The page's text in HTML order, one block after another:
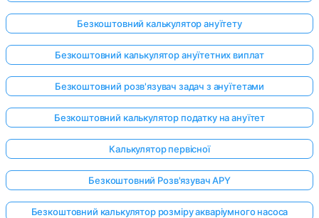
Поки
немає
Безкоштовний калькулятор ануїтету
Безкоштовний калькулятор ануїтетних виплат
Безкоштовний розв'язувач задач з ануїтетами
Безкоштовний калькулятор податку на ануїтет
Калькулятор первісної
Безкоштовний Розв'язувач APY
Безкоштовний калькулятор розміру акваріумного насоса